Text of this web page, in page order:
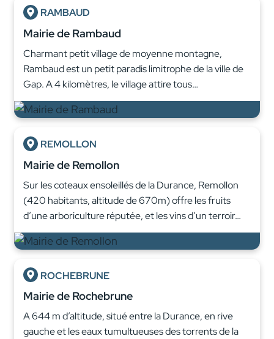
RAMBAUD
Mairie de Rambaud
Charmant petit village de moyenne montagne,
Rambaud est un petit paradis limitrophe de la ville de
Gap. A 4 kilomètres, le village attire tous…
REMOLLON
Mairie de Remollon
Sur les coteaux ensoleillés de la Durance, Remollon
(420 habitants, altitude de 670m) offre les fruits
d’une arboriculture réputée, et les vins d’un terroir…
ROCHEBRUNE
Mairie de Rochebrune
A 644 m d’altitude, situé entre la Durance, en rive
gauche et les eaux tumultueuses des torrents de la